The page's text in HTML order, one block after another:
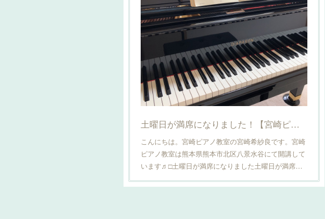
土曜日が満席になりました！【宮崎ピアノ教室】
こんにちは。宮崎ピアノ教室の宮崎希紗良です。宮崎
ピアノ教室は熊本県熊本市北区八景水谷にて開講して
います♬□土曜日が満席になりました土曜日が満席…